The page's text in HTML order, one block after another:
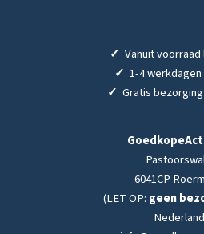
✓ Vanuit
✓ 1-4
✓ Gratis
6041CP
(LET OP: geen
Nederland